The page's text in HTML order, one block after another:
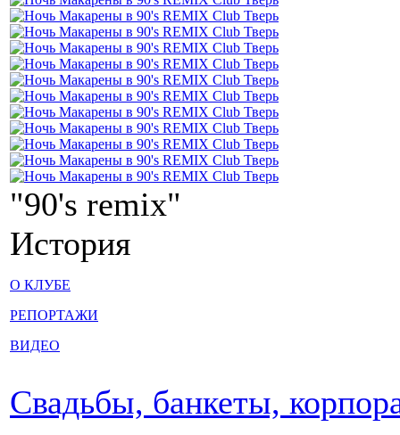
"90's remix"
История
О КЛУБЕ
РЕПОРТАЖИ
ВИДЕО
Свадьбы, банкеты,